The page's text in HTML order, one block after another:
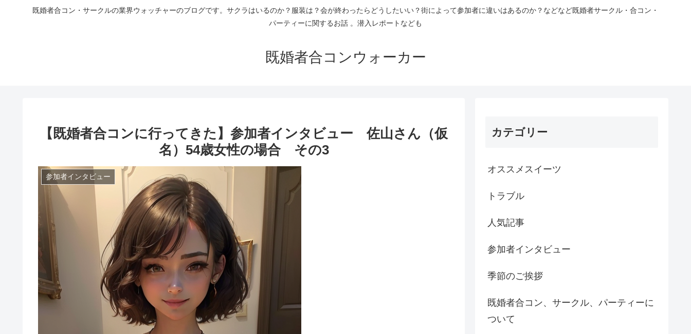
既婚者合コン・サークルの業界ウォッチャーのブログです。サクラはいるのか？服装は？会が終わったらどうしたいい？街によって参加者に違いはあるのか？などなど既婚者サークル・合コン・
パーティーに関するお話 。潜入レポートなども
既婚者合コンウォーカー
【既婚者合コンに行ってきた】参加者インタビュー 佐山さん（仮
名）54歳女性の場合 その3
参加者インタビュー
カテゴリー
オススメスイーツ
トラブル
人気記事
参加者インタビュー
季節のご挨拶
既婚者合コン、サークル、パーティーに
ついて